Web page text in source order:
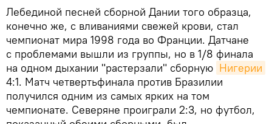
Лебединой песней сборной Дании того образца,
конечно же, с вливаниями свежей крови, стал
чемпионат мира 1998 года во Франции. Датчане
с проблемами вышли из группы, но в 1/8 финала
на одном дыхании "растерзали" сборную Нигерии
4:1. Матч четвертьфинала против Бразилии
получился одним из самых ярких на том
чемпионате. Северяне проиграли 2:3, но футбол,